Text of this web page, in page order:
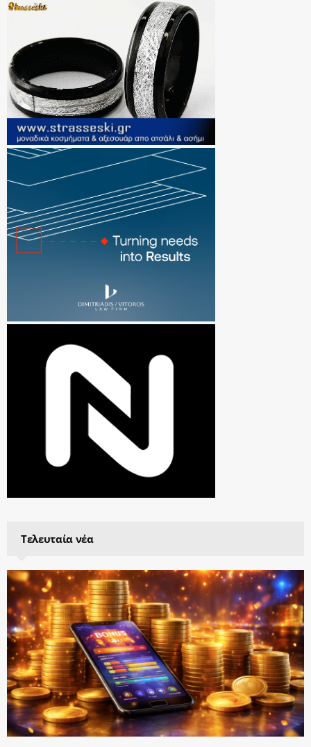
Τελευταία νέα